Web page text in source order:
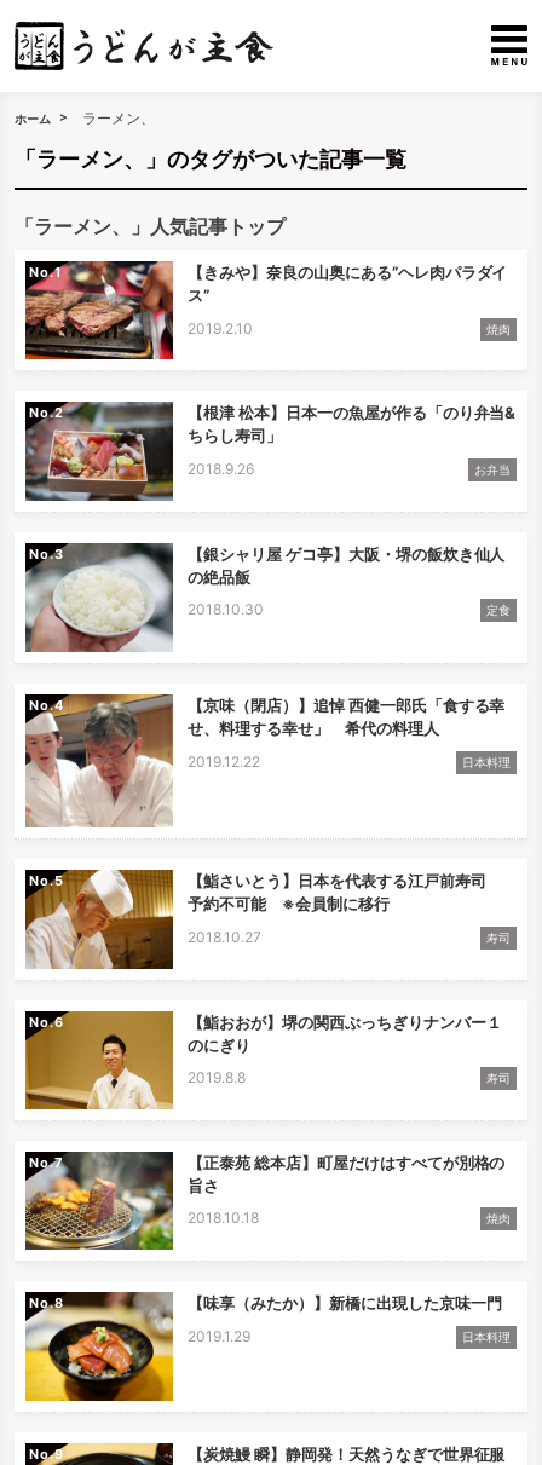
ホーム ラーメン、
「ラーメン、」のタグがついた記事一覧
「ラーメン、」人気記事トップ
No.
【きみや】奈良の山奥にある”ヘレ肉パラダイ
ス”
2019.2.10 焼肉
No.
【根津 松本】日本一の魚屋が作る「のり弁当&
ちらし寿司」
2018.9.26 お弁当
No.
【銀シャリ屋 ゲコ亭】大阪・堺の飯炊き仙人
の絶品飯
2018.10.30 定食
No.
【京味（閉店）】追悼 西健一郎氏「食する幸
せ、料理する幸せ」 希代の料理人
2019.12.22 日本料理
No.
【鮨さいとう】日本を代表する江戸前寿司
予約不可能 ※会員制に移行
2018.10.27 寿司
No.
【鮨おおが】堺の関西ぶっちぎりナンバー１
のにぎり
2019.8.8 寿司
No.
【正泰苑 総本店】町屋だけはすべてが別格の
旨さ
2018.10.18 焼肉
No. 【味享（みたか）】新橋に出現した京味一門
2019.1.29 日本料理
No.
【炭焼鰻 瞬】静岡発！天然うなぎで世界征服